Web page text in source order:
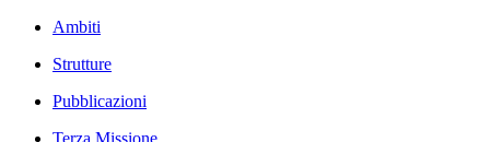
Ambiti
Strutture
Pubblicazioni
Terza Missione